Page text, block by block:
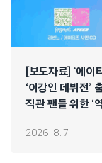
[보도자료] ‘에이
‘이강인 데뷔전’
직관 팬들 위한 ‘
2026. 8. 7.